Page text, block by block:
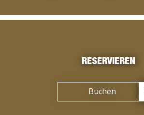
RESERVIEREN
Buchen